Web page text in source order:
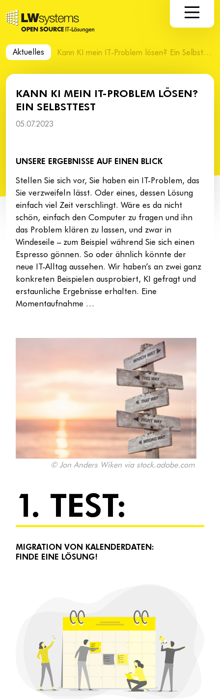
Aktuelles Kann KI mein IT-Problem lösen? Ein Selbsttest
KANN KI MEIN IT-PROBLEM LÖSEN?
EIN SELBSTTEST
05.07.2023
UNSERE ERGEBNISSE AUF EINEN BLICK
Stellen Sie sich vor, Sie haben ein IT-Problem, das
Sie verzweifeln lässt. Oder eines, dessen Lösung
einfach viel Zeit verschlingt. Wäre es da nicht
schön, einfach den Computer zu fragen und ihn
das Problem klären zu lassen, und zwar in
Windeseile – zum Beispiel während Sie sich einen
Espresso gönnen. So oder ähnlich könnte der
neue IT-Alltag aussehen. Wir haben’s an zwei ganz
konkreten Beispielen ausprobiert, KI gefragt und
erstaunliche Ergebnisse erhalten. Eine
Momentaufnahme …
© Jon Anders Wiken via stock.adobe.com
1. TEST:
MIGRATION VON KALENDERDATEN:
FINDE EINE LÖSUNG!